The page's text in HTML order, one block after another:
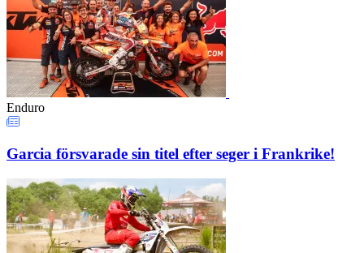
Enduro
Garcia försvarade sin titel efter seger i Frankrike!